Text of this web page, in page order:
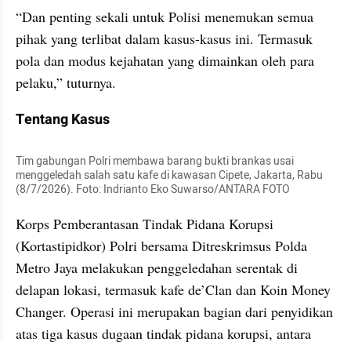
“Dan penting sekali untuk Polisi menemukan semua
pihak yang terlibat dalam kasus-kasus ini. Termasuk
pola dan modus kejahatan yang dimainkan oleh para
pelaku,” tuturnya.
Tentang Kasus
Tim gabungan Polri membawa barang bukti brankas usai
menggeledah salah satu kafe di kawasan Cipete, Jakarta, Rabu
(8/7/2026). Foto: Indrianto Eko Suwarso/ANTARA FOTO
Korps Pemberantasan Tindak Pidana Korupsi
(Kortastipidkor) Polri bersama Ditreskrimsus Polda
Metro Jaya melakukan penggeledahan serentak di
delapan lokasi, termasuk kafe de’Clan dan Koin Money
Changer. Operasi ini merupakan bagian dari penyidikan
atas tiga kasus dugaan tindak pidana korupsi, antara